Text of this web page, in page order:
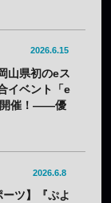
2026.6.15
山県初のeス
イベント「e
開催！――優
2026.6.8
ーツ】『ぷよ